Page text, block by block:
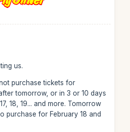
us.
purchase tickets for
tomorrow, or in 3 or 10 days
18, 19... and more. Tomorrow
purchase for February 18 and